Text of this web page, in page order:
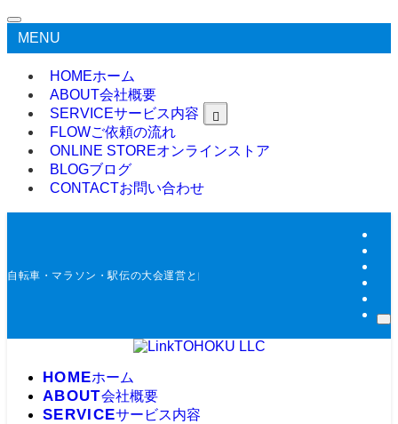
MENU
HOMEホーム
ABOUT会社概要
SERVICEサービス内容
FLOWご依頼の流れ
ONLINE STOREオンラインストア
BLOGブログ
CONTACTお問い合わせ
自転車・マラソン・駅伝の大会運営と自動タイム計測
HOMEホーム
ABOUT会社概要
SERVICEサービス内容